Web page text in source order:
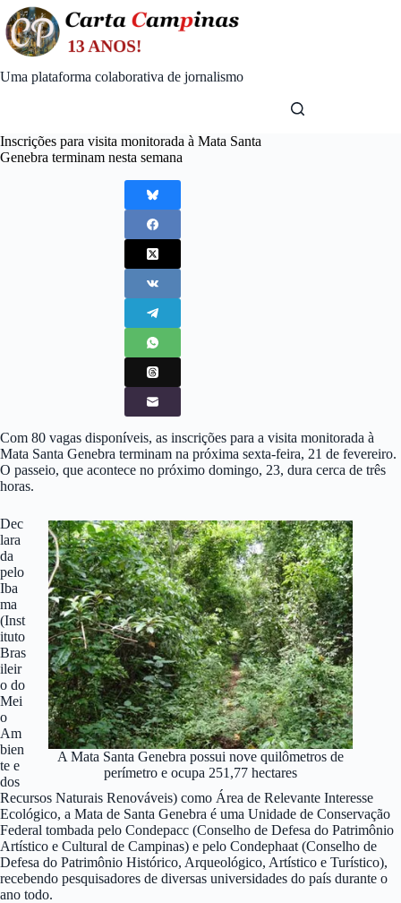
Skip
to
content
Uma plataforma colaborativa de jornalismo
Inscrições para visita monitorada à Mata Santa
Genebra terminam nesta semana
Com 80 vagas disponíveis, as inscrições para a visita monitorada à
Mata Santa Genebra terminam na próxima sexta-feira, 21 de fevereiro.
O passeio, que acontece no próximo domingo, 23, dura cerca de três
horas.
A Mata Santa Genebra possui nove quilômetros de
perímetro e ocupa 251,77 hectares
Dec
lara
da
pelo
Iba
ma
(Inst
ituto
Bras
ileir
o do
Mei
o
Am
bien
te e
dos
Recursos Naturais Renováveis) como Área de Relevante Interesse
Ecológico, a Mata de Santa Genebra é uma Unidade de Conservação
Federal tombada pelo Condepacc (Conselho de Defesa do Patrimônio
Artístico e Cultural de Campinas) e pelo Condephaat (Conselho de
Defesa do Patrimônio Histórico, Arqueológico, Artístico e Turístico),
recebendo pesquisadores de diversas universidades do país durante o
ano todo.